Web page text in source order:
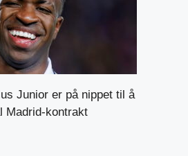
Junior er på nippet til å
Madrid-kontrakt